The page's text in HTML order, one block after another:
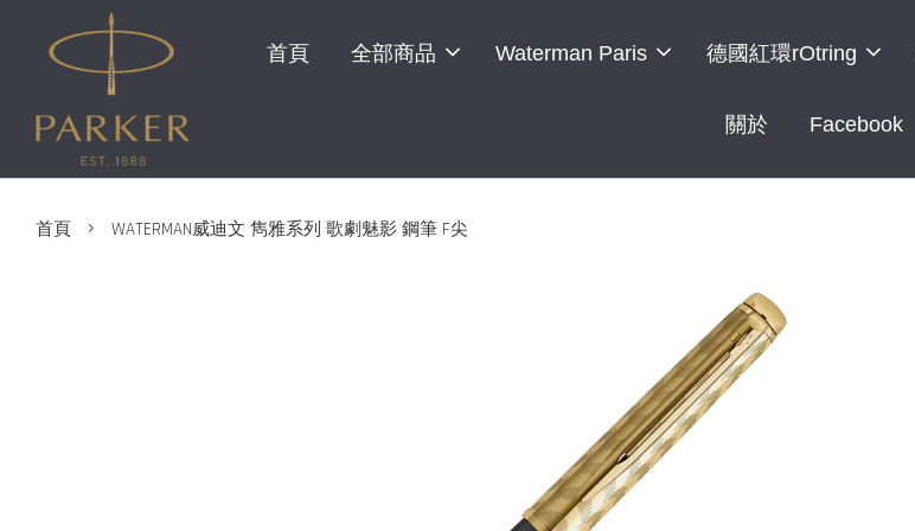
首頁 全部商品 Waterman Paris 德國紅環rOtring
關於 Facebook
首頁 › WATERMAN威迪文 雋雅系列 歌劇魅影 鋼筆 F尖